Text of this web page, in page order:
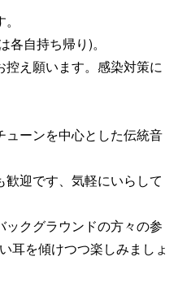
自持ち帰り)。
え願います。感染対策に
ーンを中心とした伝統音
迎です、気軽にいらして
クグラウンドの方々の参
耳を傾けつつ楽しみましょ